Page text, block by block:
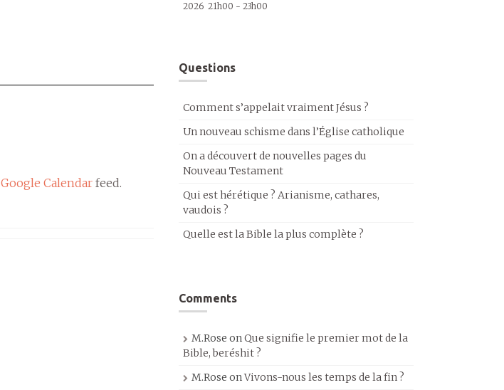
Google Calendar feed.
2026 21h00 - 23h00
Questions
Comment s’appelait vraiment Jésus ?
Un nouveau schisme dans l’Église catholique
On a découvert de nouvelles pages du
Nouveau Testament
Qui est hérétique ? Arianisme, cathares,
vaudois ?
Quelle est la Bible la plus complète ?
Comments
M.Rose onQue signifie le premier mot de la
Bible, beréshit ?
M.Rose onVivons-nous les temps de la fin ?